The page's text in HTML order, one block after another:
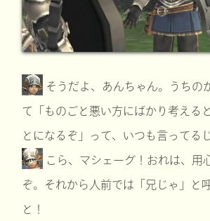
そうだよ、あんちゃん。うちの
て「ものごと悪い方にばかり考える
とになるぞ」って、いつも言ってる
こら、マシェーグ！おれは、用
ぞ。それから人前では「兄じゃ」と
と！